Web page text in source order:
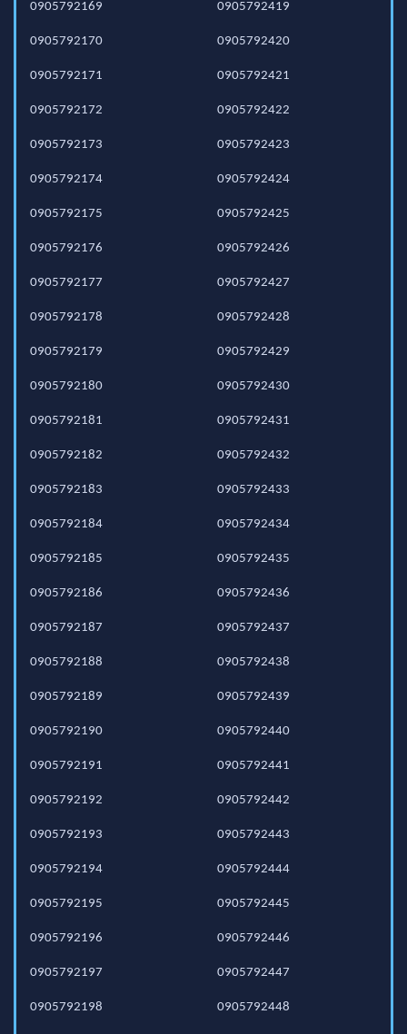
0905792169
0905792170
0905792171
0905792172
0905792173
0905792174
0905792175
0905792176
0905792177
0905792178
0905792179
0905792180
0905792181
0905792182
0905792183
0905792184
0905792185
0905792186
0905792187
0905792188
0905792189
0905792190
0905792191
0905792192
0905792193
0905792194
0905792195
0905792196
0905792197
0905792198
0905792419
0905792420
0905792421
0905792422
0905792423
0905792424
0905792425
0905792426
0905792427
0905792428
0905792429
0905792430
0905792431
0905792432
0905792433
0905792434
0905792435
0905792436
0905792437
0905792438
0905792439
0905792440
0905792441
0905792442
0905792443
0905792444
0905792445
0905792446
0905792447
0905792448